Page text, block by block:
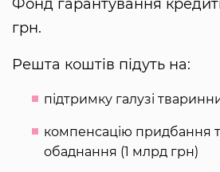
Фонд гарантування
грн.
Решта коштів підуть на:
підтримку галузі
компенсацію придбання
обаднання (1 млрд грн)